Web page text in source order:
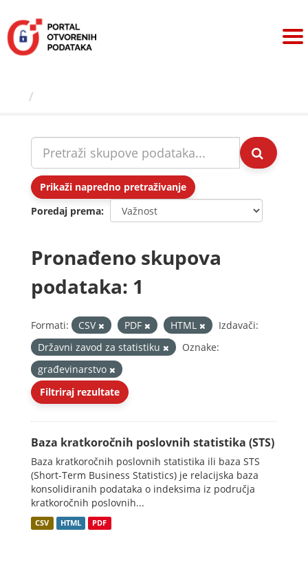
sadržaj
Prikaži napredno pretraživanje
Poredaj prema
Pronađeno skupova
podataka: 1
Formati: CSV PDF HTML
Izdavači:
Državni zavod za statistiku
Oznake:
građevinarstvo
Filtriraj rezultate
Baza kratkoročnih poslovnih statistika (STS)
Baza kratkoročnih poslovnih statistika ili baza STS
(Short-Term Business Statistics) je relacijska baza
konsolidiranih podataka o indeksima iz područja
kratkoročnih poslovnih...
CSV HTML PDF